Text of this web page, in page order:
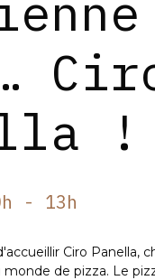
!
- 13h
Ciro Panella,
de pizza. Le